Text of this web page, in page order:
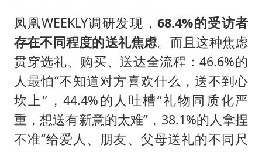
凤凰WEEKLY调研发现，68.4%的受访者
存在不同程度的送礼焦虑。而且这种焦虑
贯穿选礼、购买、送达全流程：46.6%的
人最怕“不知道对方喜欢什么，送不到心
坎上”，44.4%的人吐槽“礼物同质化严
重，想送有新意的太难”，38.1%的人拿捏
不准“给爱人、朋友、父母送礼的不同尺